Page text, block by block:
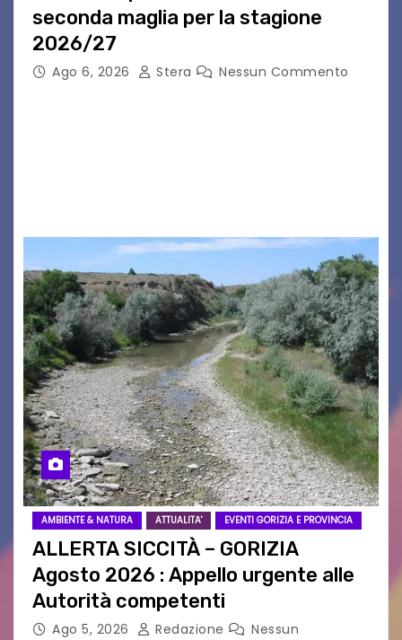
seconda maglia per la stagione
2026/27
Ago 6, 2026 Stera Nessun Commento
AMBIENTE & NATURA ATTUALITA' EVENTI GORIZIA E PROVINCIA
ALLERTA SICCITÀ – GORIZIA
Agosto 2026 : Appello urgente alle
Autorità competenti
Ago 5, 2026 Redazione
Nessun